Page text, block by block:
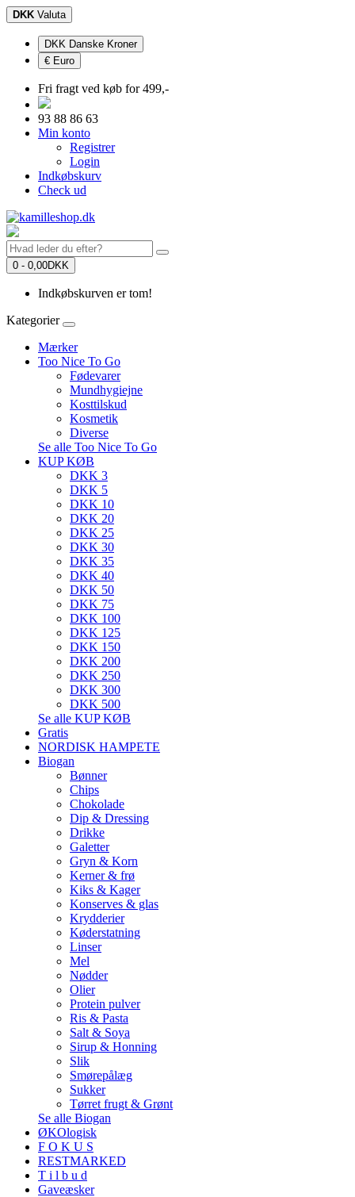
DKK Valuta
DKK Danske Kroner
€ Euro
Fri fragt ved køb for 499,-
93 88 86 63
Min konto
Registrer
Login
Indkøbskurv
Check ud
0 - 0,00DKK
Indkøbskurven er tom!
Kategorier
Mærker
Too Nice To Go
Fødevarer
Mundhygiejne
Kosttilskud
Kosmetik
Diverse
Se alle Too Nice To Go
KUP KØB
DKK 3
DKK 5
DKK 10
DKK 20
DKK 25
DKK 30
DKK 35
DKK 40
DKK 50
DKK 75
DKK 100
DKK 125
DKK 150
DKK 200
DKK 250
DKK 300
DKK 500
Se alle KUP KØB
Gratis
NORDISK HAMPETE
Biogan
Bønner
Chips
Chokolade
Dip & Dressing
Drikke
Galetter
Gryn & Korn
Kerner & frø
Kiks & Kager
Konserves & glas
Krydderier
Køderstatning
Linser
Mel
Nødder
Olier
Protein pulver
Ris & Pasta
Salt & Soya
Sirup & Honning
Slik
Smørepålæg
Sukker
Tørret frugt & Grønt
Se alle Biogan
ØKOlogisk
F O K U S
RESTMARKED
T i l b u d
Gaveæsker